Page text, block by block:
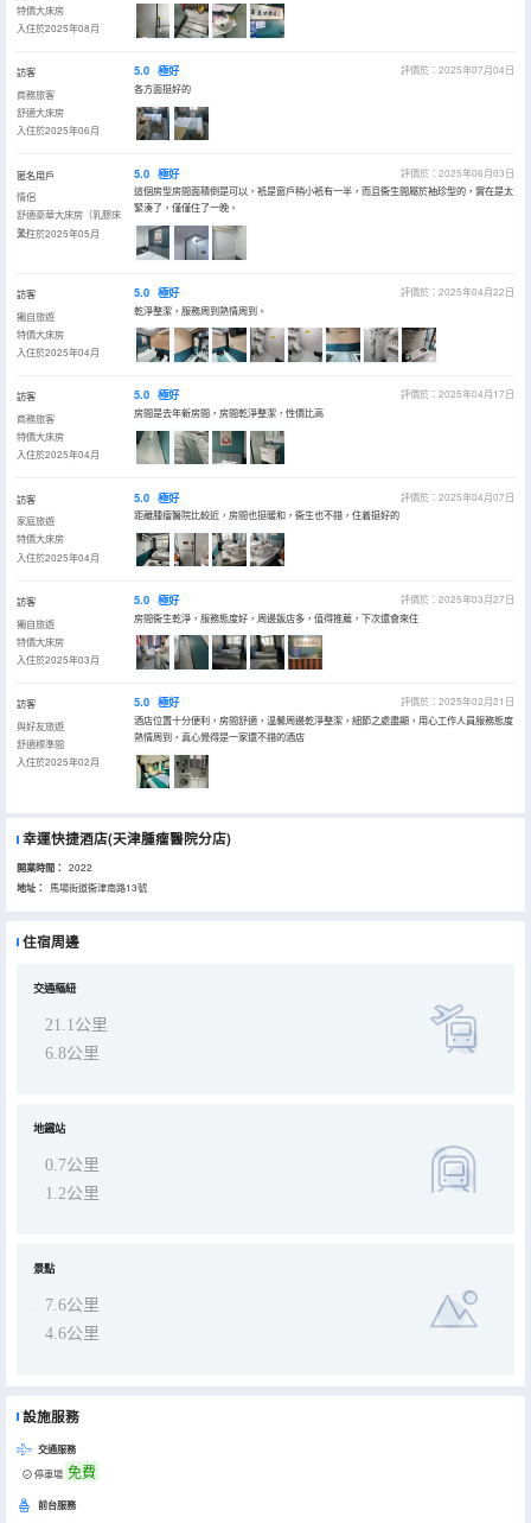
特價大床房
入住於2025年08月
訪客
商務旅客
舒適大床房
入住於2025年06月
5.0 極好
評價於：2025年07月04日
各方面挺好的
匿名用戶
情侶
舒適豪華大床房（乳膠床
墊）
入住於2025年05月
5.0 極好
評價於：2025年06月03日
這個房型房間面積倒是可以，衹是窗戶稍小衹有一半，而且衞生間屬於袖珍型的，實在是太
緊湊了，僅僅住了一晚。
訪客
獨自旅遊
特價大床房
入住於2025年04月
5.0 極好
評價於：2025年04月22日
乾淨整潔，服務周到熱情周到。
訪客
商務旅客
特價大床房
入住於2025年04月
5.0 極好
評價於：2025年04月17日
房間是去年新房間，房間乾淨整潔，性價比高
訪客
家庭旅遊
特價大床房
入住於2025年04月
5.0 極好
評價於：2025年04月07日
距離腫瘤醫院比較近，房間也挺暖和，衞生也不錯，住着挺好的
訪客
獨自旅遊
特價大床房
入住於2025年03月
5.0 極好
評價於：2025年03月27日
房間衞生乾淨，服務態度好，周邊飯店多，值得推薦，下次還會來住
訪客
與好友旅遊
舒適標準間
入住於2025年02月
5.0 極好
評價於：2025年02月21日
酒店位置十分便利，房間舒適，温馨周邊乾淨整潔，細節之處盡顯，用心工作人員服務態度
熱情周到，真心覺得是一家還不錯的酒店
幸運快捷酒店(天津腫瘤醫院分店)
開業時間： 2022
地址： 馬場街道衞津南路13號
住宿周邊
交通樞紐
21.1公里
6.8公里
地鐵站
0.7公里
1.2公里
景點
7.6公里
4.6公里
設施服務
交通服務
停車場 免費
前台服務